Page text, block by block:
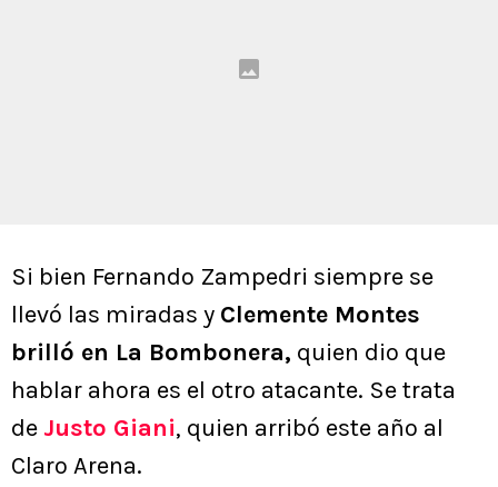
Si bien Fernando Zampedri siempre se
llevó las miradas y Clemente Montes
brilló en La Bombonera, quien dio que
hablar ahora es el otro atacante. Se trata
de Justo Giani, quien arribó este año al
Claro Arena.